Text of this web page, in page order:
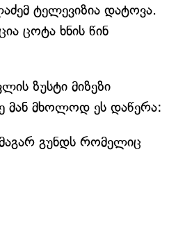
ტელევიზია დატოვა.
ცოტა ხნის წინ
ზუსტი მიზეზი
მან მხოლოდ ეს დაწერა:
გუნდს რომელიც